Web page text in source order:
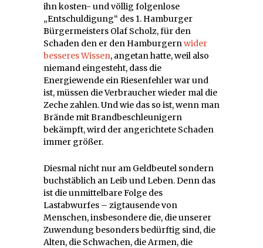
ihn kosten- und völlig folgenlose
„Entschuldigung“ des 1. Hamburger
Bürgermeisters Olaf Scholz, für den
Schaden den er den Hamburgernwider
besseres Wissen, angetan hatte, weil also
niemand eingesteht, dass die
Energiewende ein Riesenfehler war und
ist, müssen die Verbraucher wieder mal die
Zeche zahlen. Und wie das so ist, wenn man
Brände mit Brandbeschleunigern
bekämpft, wird der angerichtete Schaden
immer größer.
Diesmal nicht nur am Geldbeutel sondern
buchstäblich an Leib und Leben. Denn das
ist die unmittelbare Folge des
Lastabwurfes – zigtausende von
Menschen, insbesondere die, die unserer
Zuwendung besonders bedürftig sind, die
Alten, die Schwachen, die Armen, die